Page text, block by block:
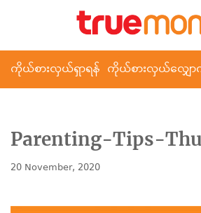
ကိုယ်စားလှယ်ရှာရန် ကိုယ်စားလှယ်လျှော
Parenting-Tips-
20 November, 2020